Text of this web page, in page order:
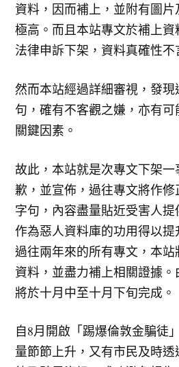
資料，因而補上，並附有圖
極高。而且本站專文於補上
法律申訴下架，資料真確性不
然而本站經過詳細審視，發
句，確有不客觀之嫌，亦有
關鍵因素。
故此，本站就是次專文下架
歉，並宣佈，過往專文將作
字句，內容盡量貼近受害人
作為惡人資料庫的功用得以
過往兩年來的所有專文，本
資料，並盡力補上相關證據
將於十月中至十月下旬完成。
自8月開啟「踢爆倫敦金騙徒
量節節上升，又有市民及時